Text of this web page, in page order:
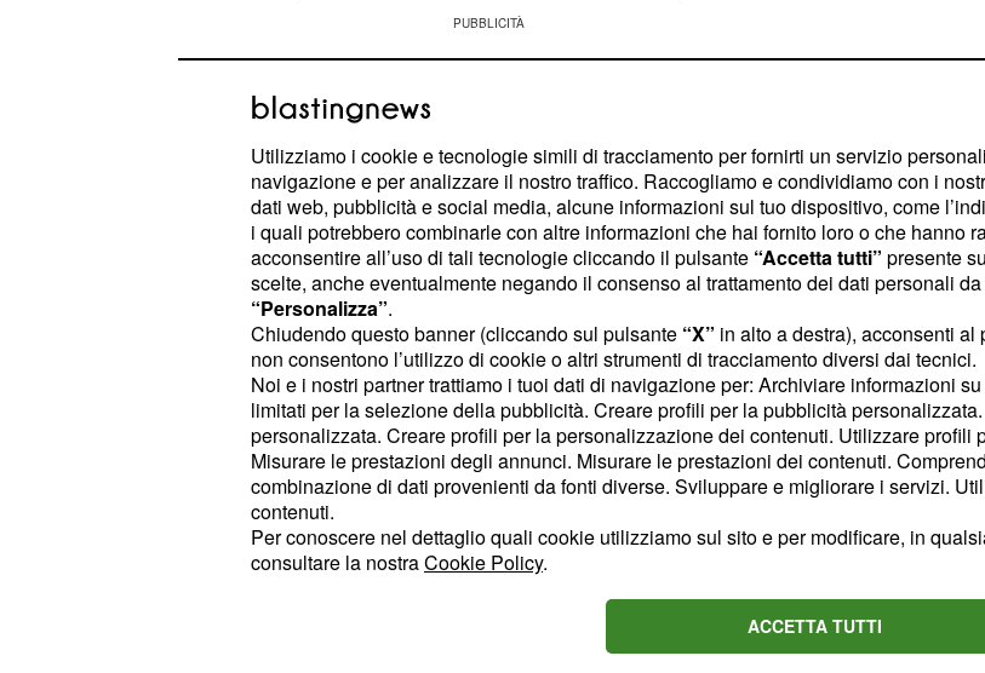
Beh, se io fossi l'amministratore delegato diExorparlerei
Comolli,il quale mi direbbe cheSpallettinon è una
sua scelta e che gli sono state date delle indicazioni precise
per il mercato. A quel punto gli direi: "Non vuoi lavorare con
il toscano? Bene, lasciami qui i soldi del contratto" e gli
Spalletti,il quale mi
direbbe che ha già in testa i giocatori da dover comprare la
Utilizziamo i cookie e tecnologie simili di tracciamento per fornirti un servizio
navigazione e per analizzare il nostro traffico. Raccogliamo e condividiamo con i
dati web, pubblicità e social media, alcune informazioni sul tuo dispositivo, come
i quali potrebbero combinarle con altre informazioni che hai fornito loro o che hanno
acconsentire all’uso di tali tecnologie cliccando il pulsante “Accetta tutti” presente
scelte, anche eventualmente negando il consenso al trattamento dei dati personali
“Personalizza”.
Chiudendo questo banner (cliccando sul pulsante “X” in alto a destra), acconsenti
non consentono l’utilizzo di cookie o altri strumenti di tracciamento diversi dai tecnici.
Noi e i nostri partner trattiamo i tuoi dati di navigazione per: Archiviare informazioni
limitati per la selezione della pubblicità. Creare profili per la pubblicità
personalizzata. Creare profili per la personalizzazione dei contenuti. Utilizzare profili
Misurare le prestazioni degli annunci. Misurare le prestazioni dei contenuti.
combinazione di dati provenienti da fonti diverse. Sviluppare e migliorare i servizi.
contenuti.
Per conoscere nel dettaglio quali cookie utilizziamo sul sito e per modificare, in
consultare la nostraCookie Policy.
ACCETTA TUTTI